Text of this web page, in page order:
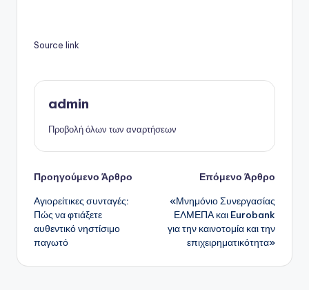
Source link
admin
Προβολή όλων των αναρτήσεων
Πλοήγηση
δημοσιεύσεων
Προηγούμενο Άρθρο
Αγιορείτικες συνταγές:
Πώς να φτιάξετε
αυθεντικό νηστίσιμο
παγωτό
Επόμενο Άρθρο
«Μνημόνιο Συνεργασίας
ΕΛΜΕΠΑ και Eurobank
για την καινοτομία και την
επιχειρηματικότητα»